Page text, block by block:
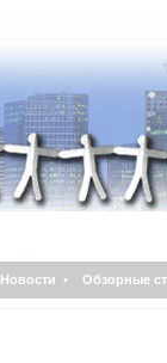
Новости • Обзорные